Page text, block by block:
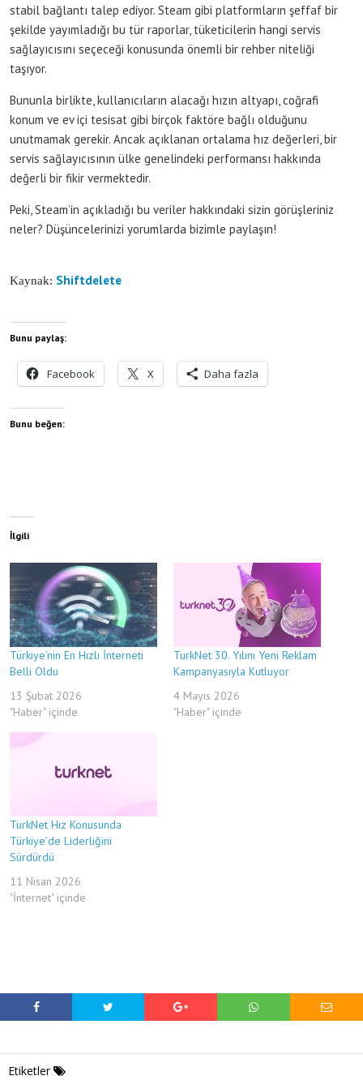
stabil bağlantı talep ediyor. Steam gibi platformların şeffaf bir
şekilde yayımladığı bu tür raporlar, tüketicilerin hangi servis
sağlayıcısını seçeceği konusunda önemli bir rehber niteliği
taşıyor.
Bununla birlikte, kullanıcıların alacağı hızın altyapı, coğrafi
konum ve ev içi tesisat gibi birçok faktöre bağlı olduğunu
unutmamak gerekir. Ancak açıklanan ortalama hız değerleri, bir
servis sağlayıcısının ülke genelindeki performansı hakkında
değerli bir fikir vermektedir.
Peki, Steam’in açıkladığı bu veriler hakkındaki sizin görüşleriniz
neler? Düşüncelerinizi yorumlarda bizimle paylaşın!
Kaynak: Shiftdelete
Bunu paylaş:
Facebook X Daha fazla
Bunu beğen:
İlgili
Türkiye’nin En Hızlı İnterneti
Belli Oldu
13 Şubat 2026
"Haber" içinde
TurkNet 30. Yılını Yeni Reklam
Kampanyasıyla Kutluyor
4 Mayıs 2026
"Haber" içinde
TurkNet Hız Konusunda
Türkiye’de Liderliğini
Sürdürdü
11 Nisan 2026
"İnternet" içinde
Etiketler